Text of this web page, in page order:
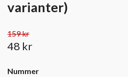
varianter)
159 kr
48 kr
Nummer